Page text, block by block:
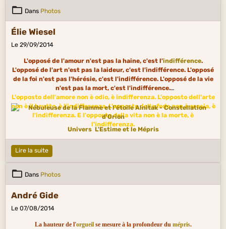
Dans Photos
Élie Wiesel
Le 29/09/2014
L'opposé de l'amour n'est pas la haine, c'est l'indifférence.
L'opposé de l'art n'est pas la laideur, c'est l'indifférence. L'opposé
de la foi n'est pas l'hérésie, c'est l'indifférence. L'opposé de la vie
n'est pas la mort, c'est l'indifférence.
L'opposto dell'amore non è odio, è indifferenza. L'opposto dell'arte
non è il brutto, è l'indifferenza. L'opposto della fede non è eresia, è
l'indifferenza. E l'opposto della vita non è la morte, è
l'indifferenza.
Univers L'Estime et le Mépris
Lire la suite
Dans Photos
André Gide
Le 07/08/2014
La hauteur de l'orgueilse mesure à la profondeur du mépris.